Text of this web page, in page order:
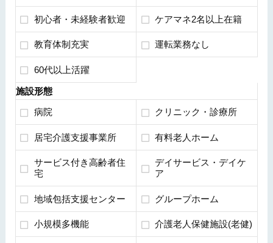
初心者・未経験者歓迎 ケアマネ2名以上在籍
教育体制充実 運転業務なし
60代以上活躍
施設形態
病院 クリニック・診療所
居宅介護支援事業所 有料老人ホーム
サービス付き高齢者住
宅
デイサービス・デイケ
ア
地域包括支援センター グループホーム
小規模多機能 介護老人保健施設(老健)